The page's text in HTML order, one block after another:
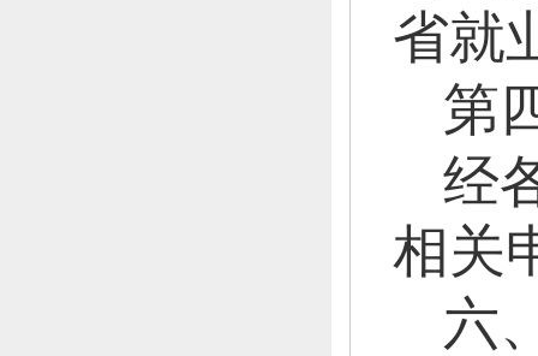
省就
第
经
相关
六